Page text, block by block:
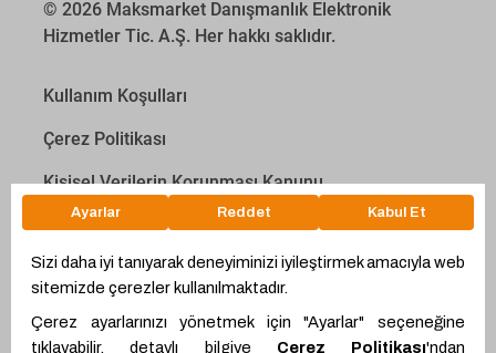
WhatsApp
Teklif Hattı
© 2026 Maksmarket Danışmanlık Elektronik
Hizmetler Tic. A.Ş. Her hakkı saklıdır.
Kullanım Koşulları
Çerez Politikası
Kişisel Verilerin Korunması Kanunu
İletişim Aydınlatma Metni
Proyakıt
Ödeme Hesaplama Aracı